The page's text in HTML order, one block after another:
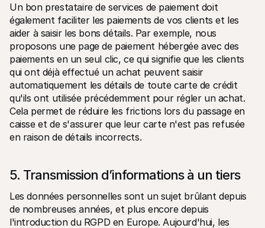
Un bon prestataire de services de paiement doit
également faciliter les paiements de vos clients et les
aider à saisir les bons détails. Par exemple, nous
proposons une page de paiement hébergée avec des
paiements en un seul clic, ce qui signifie que les clients
qui ont déjà effectué un achat peuvent saisir
automatiquement les détails de toute carte de crédit
qu'ils ont utilisée précédemment pour régler un achat.
Cela permet de réduire les frictions lors du passage en
caisse et de s'assurer que leur carte n'est pas refusée
en raison de détails incorrects.
5. Transmission d’informations à un tiers
Les données personnelles sont un sujet brûlant depuis
de nombreuses années, et plus encore depuis
l'introduction du RGPD en Europe. Aujourd'hui, les